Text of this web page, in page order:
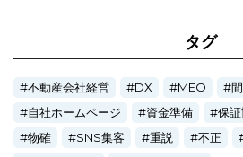
タグ
不動産会社経営 DX MEO
自社ホームページ
資金準備 保
物確
SNS集客 重説 不正